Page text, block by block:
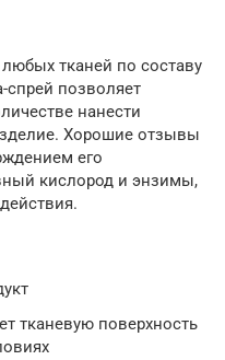
тканей по составу
спрей позволяет
нанести
Хорошие отзывы
его
кислород и энзимы,
тканевую поверхность